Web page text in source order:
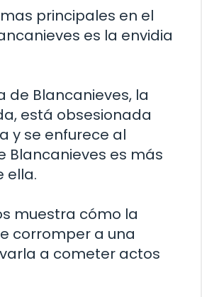
principales en el
es la envidia
de Blancanieves, la
está obsesionada
y se enfurece al
Blancanieves es más
ella.
muestra cómo la
corromper a una
a cometer actos